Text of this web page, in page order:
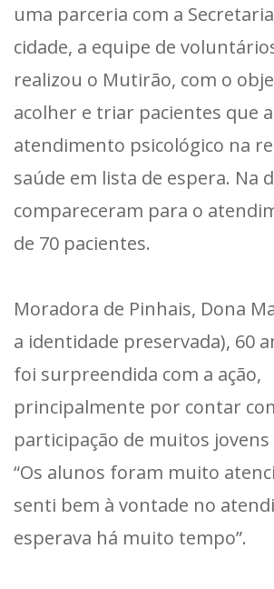
uma parceria com a
cidade, a equipe de
realizou o Mutirão, com o
acolher e triar pacientes que
atendimento psicológico na
saúde em lista de espera. Na
compareceram para o
de 70 pacientes.
Moradora de Pinhais, Dona
a identidade preservada), 60
foi surpreendida com a ação,
principalmente por contar
participação de muitos
“Os alunos foram muito
senti bem à vontade no
esperava há muito tempo”.